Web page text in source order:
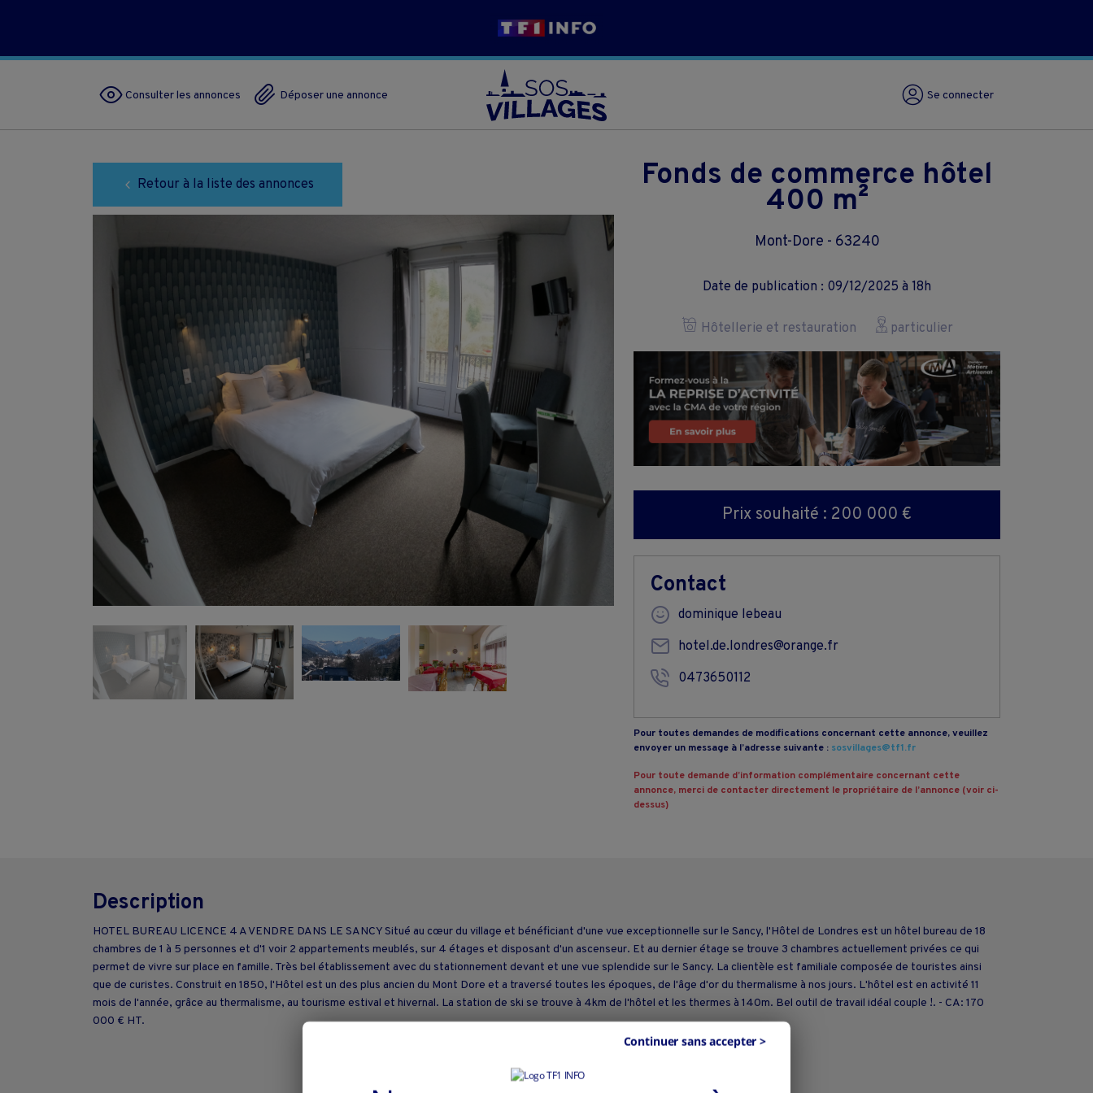
Consulter les annonces Déposer une annonce Se connecter
Retour à la liste des annonces Fonds de commerce hôtel
400 m²
Mont-Dore - 63240
Date de publication : 09/12/2025 à 18h
Hôtellerie et restauration particulier
Prix souhaité : 200 000 €
Contact
dominique lebeau
hotel.de.londres@orange.fr
0473650112
Pour toutes demandes de modifications concernant cette annonce, veuillez
envoyer un message à l’adresse suivante : sosvillages@tf1.fr
Pour toute demande d’information complémentaire concernant cette
annonce, merci de contacter directement le propriétaire de l’annonce (voir ci-
dessus)
Description
HOTEL BUREAU LICENCE 4 A VENDRE DANS LE SANCY Situé au cœur du village et bénéficiant d'une vue exceptionnelle sur le Sancy, l'Hôtel de Londres est un hôtel bureau de 18
chambres de 1 à 5 personnes et d'1 voir 2 appartements meublés, sur 4 étages et disposant d'un ascenseur. Et au dernier étage se trouve 3 chambres actuellement privées ce qui
permet de vivre sur place en famille. Très bel établissement avec du stationnement devant et une vue splendide sur le Sancy. La clientèle est familiale composée de touristes ainsi
que de curistes. Construit en 1850, l'Hôtel est un des plus ancien du Mont Dore et a traversé toutes les époques, de l'âge d'or du thermalisme à nos jours. L'hôtel est en activité 11
mois de l'année, grâce au thermalisme, au tourisme estival et hivernal. La station de ski se trouve à 4km de l'hôtel et les thermes à 140m. Bel outil de travail idéal couple !. - CA: 170
000 € HT.
Continuer sans accepter >